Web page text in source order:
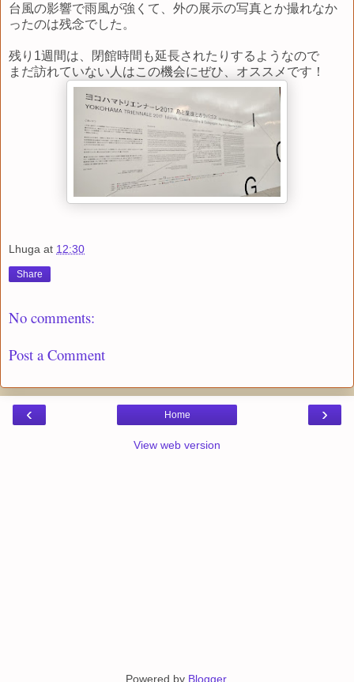
台風の影響で雨風が強くて、外の展示の写真とか撮れなか
ったのは残念でした。
残り1週間は、閉館時間も延長されたりするようなので
まだ訪れていない人はこの機会にぜひ、オススメです！
Lhuga at 12:30
Share
No comments:
Post a Comment
‹ ›
Home
View web version
Powered by Blogger.